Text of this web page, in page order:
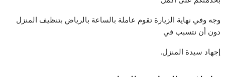
وجه وفي نهاية الزيارة تقوم عاملة بالساعة بالرياض بتنظيف المنزل
دون أن نتسبب في
إجهاد سيدة المنزل.